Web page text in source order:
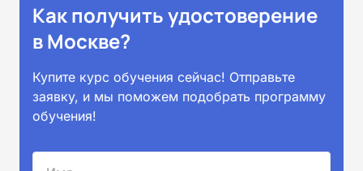
Как получить удостоверение
в Москве?
Купите курс обучения сейчас! Отправьте
заявку, и мы поможем подобрать программу
обучения!